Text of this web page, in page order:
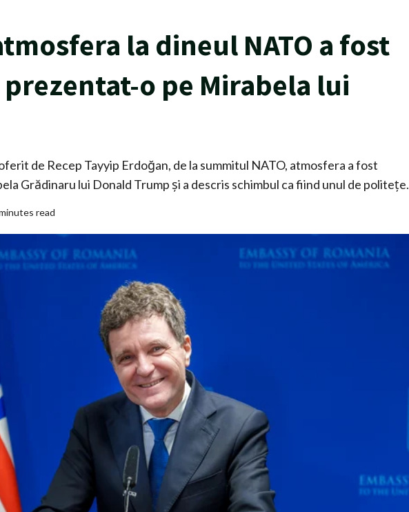
la dineul NATO a fost
o pe Mirabela lui
de Recep Tayyip Erdoğan, de la summitul NATO, atmosfera a fost
Grădinaru lui Donald Trump și a descris schimbul ca fiind unul de politețe.
read